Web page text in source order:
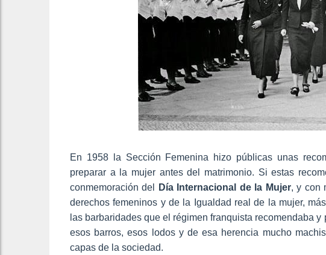
En 1958 la Sección Femenina hizo públicas unas
preparar a la mujer antes del matrimonio. Si estas
conmemoración del
Día Internacional de la Mujer, y con
derechos femeninos y de la Igualdad real de la mujer,
las barbaridades que el régimen franquista recomendaba
esos barros, esos lodos y de esa herencia mucho
capas de la sociedad.